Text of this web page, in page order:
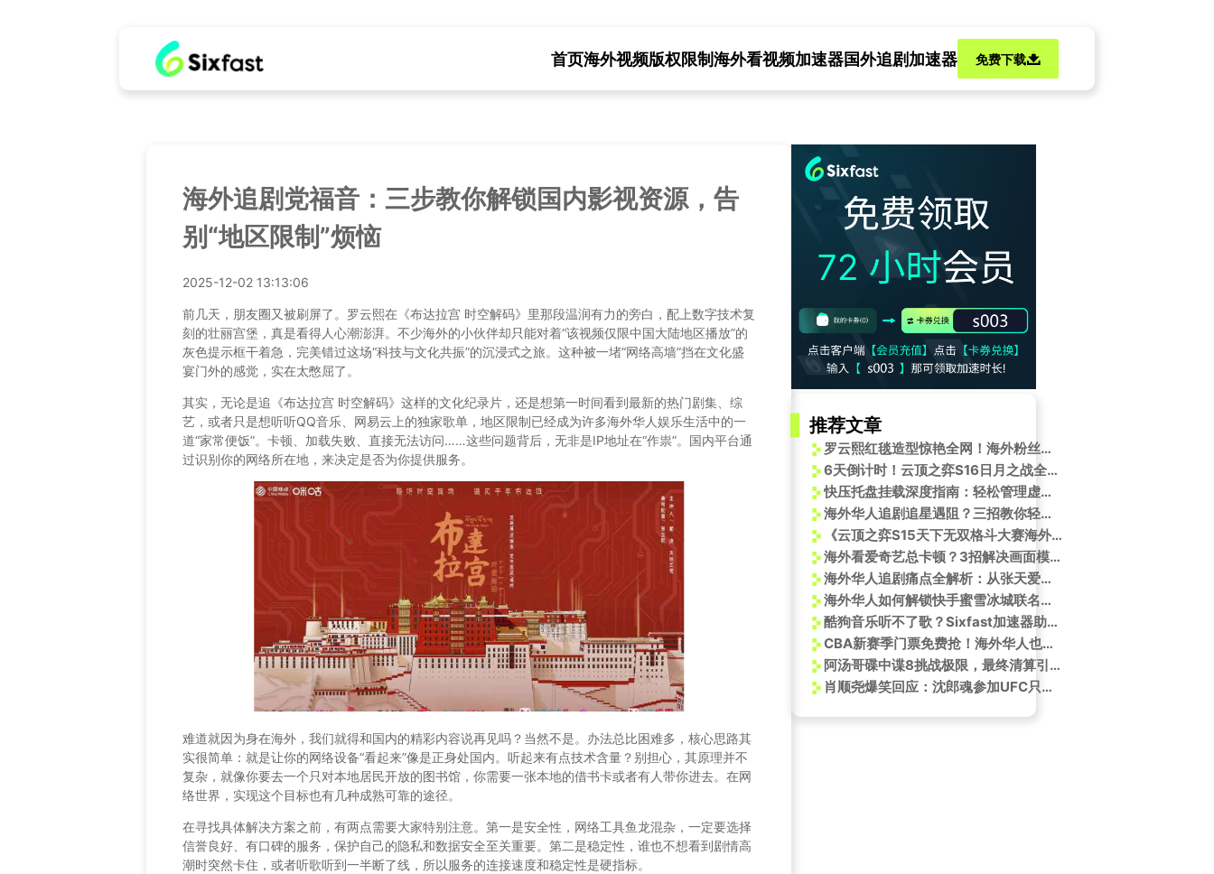
首页海外视频版权限制海外看视频加速器国外追剧加速器 免费下载
海外追剧党福音：三步教你解锁国内影视资源，告
别“地区限制”烦恼
2025-12-02 13:13:06
前几天，朋友圈又被刷屏了。罗云熙在《布达拉宫 时空解码》里那段温润有力的旁白，配上数字技术复
刻的壮丽宫堡，真是看得人心潮澎湃。不少海外的小伙伴却只能对着“该视频仅限中国大陆地区播放”的
灰色提示框干着急，完美错过这场“科技与文化共振”的沉浸式之旅。这种被一堵“网络高墙”挡在文化盛
宴门外的感觉，实在太憋屈了。
其实，无论是追《布达拉宫 时空解码》这样的文化纪录片，还是想第一时间看到最新的热门剧集、综
艺，或者只是想听听QQ音乐、网易云上的独家歌单，地区限制已经成为许多海外华人娱乐生活中的一
道“家常便饭”。卡顿、加载失败、直接无法访问……这些问题背后，无非是IP地址在“作祟”。国内平台通
过识别你的网络所在地，来决定是否为你提供服务。
难道就因为身在海外，我们就得和国内的精彩内容说再见吗？当然不是。办法总比困难多，核心思路其
实很简单：就是让你的网络设备“看起来”像是正身处国内。听起来有点技术含量？别担心，其原理并不
复杂，就像你要去一个只对本地居民开放的图书馆，你需要一张本地的借书卡或者有人带你进去。在网
络世界，实现这个目标也有几种成熟可靠的途径。
在寻找具体解决方案之前，有两点需要大家特别注意。第一是安全性，网络工具鱼龙混杂，一定要选择
信誉良好、有口碑的服务，保护自己的隐私和数据安全至关重要。第二是稳定性，谁也不想看到剧情高
潮时突然卡住，或者听歌听到一半断了线，所以服务的连接速度和稳定性是硬指标。
推荐文章
罗云熙红毯造型惊艳全网！海外粉丝如何突破地区限制追星看直播？
6天倒计时！云顶之弈S16日月之战全解析，海外玩家必看备战指南
快压托盘挂载深度指南：轻松管理虚拟光驱和镜像文件
海外华人追剧追星遇阻？三招教你轻松解除地区限制，畅享国内影视综艺
《云顶之弈S15天下无双格斗大赛海外限看？Sixfast一键解锁国服直播！》
海外看爱奇艺总卡顿？3招解决画面模糊+地区限制问题
海外华人追剧痛点全解析：从张天爱哭戏看如何破解地区限制
海外华人如何解锁快手蜜雪冰城联名视频？3招教你突破地区限制
酷狗音乐听不了歌？Sixfast加速器助你畅享音乐盛宴
CBA新赛季门票免费抢！海外华人也能参与，这份攻略请收好
阿汤哥碟中谍8挑战极限，最终清算引爆期待
肖顺尧爆笑回应：沈郎魂参加UFC只能当举牌员？匿影术原来还能这么用！